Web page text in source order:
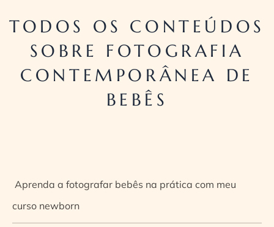
TODOS OS CONTEÚDOS
SOBRE FOTOGRAFIA
CONTEMPORÂNEA DE
BEBÊS
Aprenda a fotografar bebês na prática com meu
curso newborn